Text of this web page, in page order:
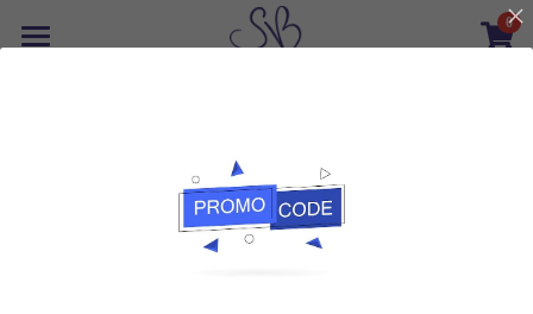
0
×
商品分類
重磅純色 短袖T-Shirt 系列